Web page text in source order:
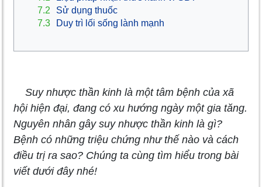
7.2
Sử dụng thuốc
7.3
Duy trì lối sống lành mạnh
Suy nhược thần kinh là một tâm bệnh của xã
hội hiện đại, đang có xu hướng ngày một gia tăng.
Nguyên nhân gây suy nhược thần kinh là gì?
Bệnh có những triệu chứng như thế nào và cách
điều trị ra sao? Chúng ta cùng tìm hiểu trong bài
viết dưới đây nhé!